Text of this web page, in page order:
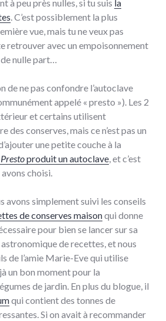
à peu près nulles, si tu suis la
. C’est possiblement la plus
vue, mais tu ne veux pas
retrouver avec un empoisonnement
nulle part…
de ne pas confondre l’autoclave
appelé « presto »). Les 2
et certains utilisent
des conserves, mais ce n’est pas un
une petite couche à la
Prestoproduit un autoclave, et c’est
avons choisi.
avons simplement suivi les conseils
de conserves maisonqui donne
pour bien se lancer sur sa
de recettes, et nous
de l’amie Marie-Eve qui utilise
un bon moment pour la
de jardin. En plus du blogue, il
qui contient des tonnes de
Si on avait à recommander